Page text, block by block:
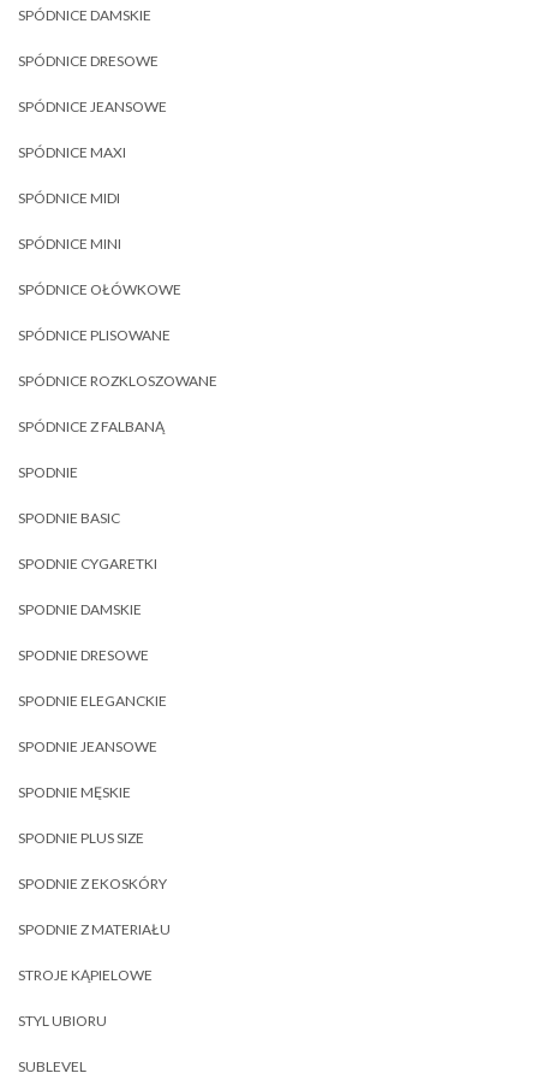
SPÓDNICE DAMSKIE
SPÓDNICE DRESOWE
SPÓDNICE JEANSOWE
SPÓDNICE MAXI
SPÓDNICE MIDI
SPÓDNICE MINI
SPÓDNICE OŁÓWKOWE
SPÓDNICE PLISOWANE
SPÓDNICE ROZKLOSZOWANE
SPÓDNICE Z FALBANĄ
SPODNIE
SPODNIE BASIC
SPODNIE CYGARETKI
SPODNIE DAMSKIE
SPODNIE DRESOWE
SPODNIE ELEGANCKIE
SPODNIE JEANSOWE
SPODNIE MĘSKIE
SPODNIE PLUS SIZE
SPODNIE Z EKOSKÓRY
SPODNIE Z MATERIAŁU
STROJE KĄPIELOWE
STYL UBIORU
SUBLEVEL